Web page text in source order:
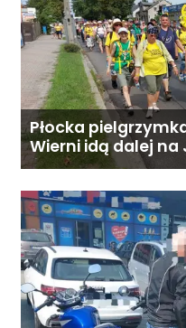
Płocka
Wierni idą dalej na